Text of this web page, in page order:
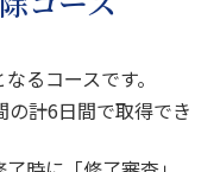
るコースです。
計6日間で取得でき